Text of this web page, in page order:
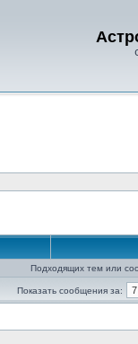
Подходящих тем или
Показать сообщения за: